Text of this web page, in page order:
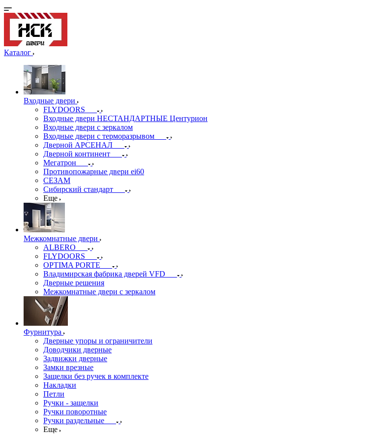
Каталог
Входные двери
FLYDOORS
Входные двери НЕСТАНДАРТНЫЕ Центурион
Входные двери с зеркалом
Входные двери с терморазрывом
Дверной АРСЕНАЛ
Дверной континент
Мегатрон
Противопожарные двери ei60
СЕЗАМ
Сибирский стандарт
Еще
Межкомнатные двери
ALBERO
FLYDOORS
OPTIMA PORTE
Владимирская фабрика дверей VFD
Дверные решения
Межкомнатные двери c зеркалом
Фурнитура
Дверные упоры и ограничители
Доводчики дверные
Задвижки дверные
Замки врезные
Защелки без ручек в комплекте
Накладки
Петли
Ручки - защелки
Ручки поворотные
Ручки раздельные
Еще